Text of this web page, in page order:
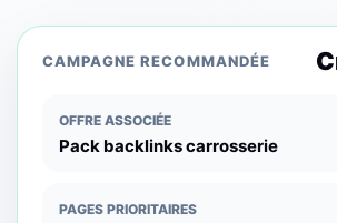
CAMPAGNE RECOMMANDÉE
OFFRE ASSOCIÉE
Pack backlinks carrosserie
PAGES PRIORITAIRES